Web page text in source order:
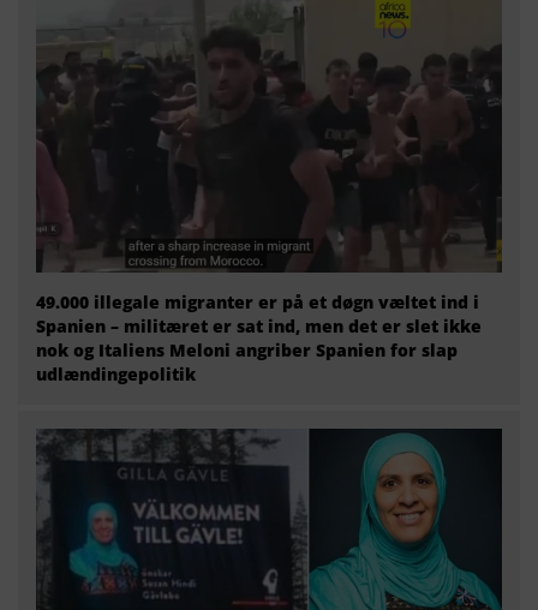
49.000 illegale migranter er på et døgn væltet ind i
Spanien – militæret er sat ind, men det er slet ikke
nok og Italiens Meloni angriber Spanien for slap
udlændingepolitik